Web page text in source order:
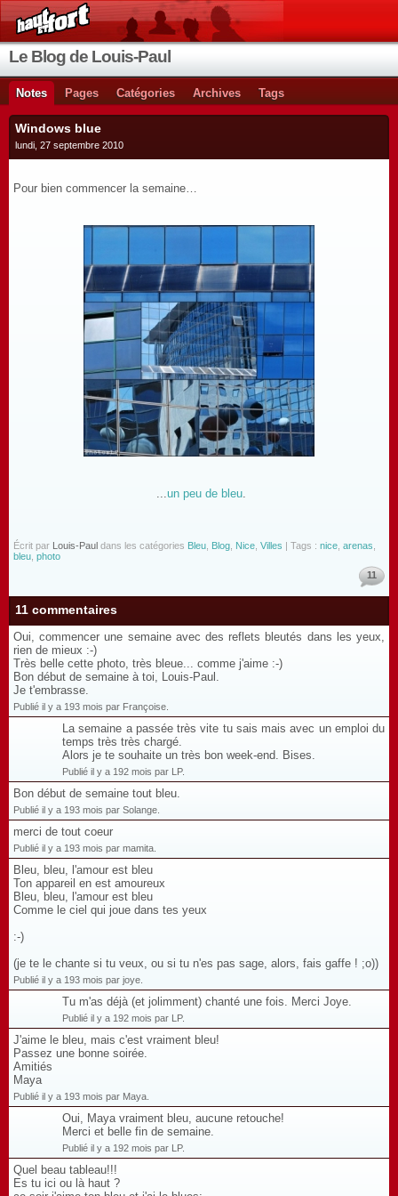
Le Blog de Louis-Paul
Notes Pages Catégories Archives Tags
Windows blue
lundi, 27 septembre 2010
Pour bien commencer la semaine…
...un peu de bleu.
Écrit par Louis-Paul dans les catégories Bleu Blog Nice Villes | Tags : nice arenas
bleu photo
11
11 commentaires
Oui, commencer une semaine avec des reflets bleutés dans les yeux,
rien de mieux :-)
Très belle cette photo, très bleue... comme j'aime :-)
Bon début de semaine à toi, Louis-Paul.
Je t'embrasse.
Publié il y a 193 mois par Françoise.
La semaine a passée très vite tu sais mais avec un emploi du
temps très très chargé.
Alors je te souhaite un très bon week-end. Bises.
Publié il y a 192 mois par LP.
Bon début de semaine tout bleu.
Publié il y a 193 mois par Solange.
merci de tout coeur
Publié il y a 193 mois par mamita.
Bleu, bleu, l'amour est bleu
Ton appareil en est amoureux
Bleu, bleu, l'amour est bleu
Comme le ciel qui joue dans tes yeux
:-)
(je te le chante si tu veux, ou si tu n'es pas sage, alors, fais gaffe ! ;o))
Publié il y a 193 mois par joye.
Tu m'as déjà (et jolimment) chanté une fois. Merci Joye.
Publié il y a 192 mois par LP.
J'aime le bleu, mais c'est vraiment bleu!
Passez une bonne soirée.
Amitiés
Maya
Publié il y a 193 mois par Maya.
Oui, Maya vraiment bleu, aucune retouche!
Merci et belle fin de semaine.
Publié il y a 192 mois par LP.
Quel beau tableau!!!
Es tu ici ou là haut ?